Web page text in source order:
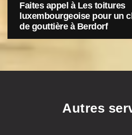
Faites appel à Les toitures
luxembourgeoise pour un
de gouttière à Berdorf
Autres